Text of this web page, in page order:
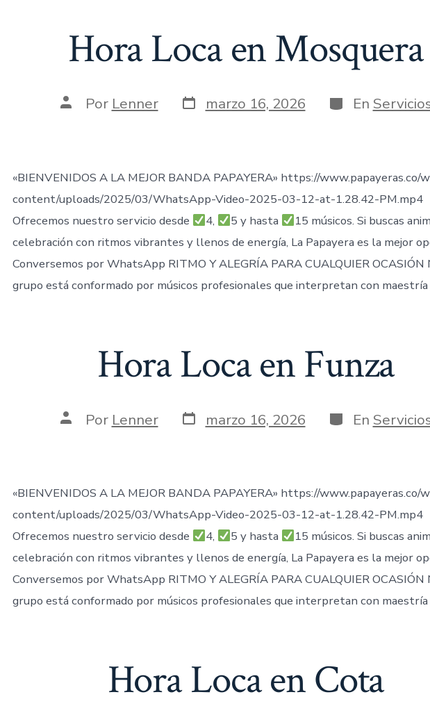
Hora Loca en Mosquera
AutorPor Lenner Fecha
de
marzo 16, 2026 Categorías
En
«BIENVENIDOS A LA MEJOR BANDA PAPAYERA» https://www.papayeras.co/
content/uploads/2025/03/WhatsApp-Video-2025-03-12-at-1.28.42-PM.mp4
Ofrecemos nuestro servicio desde
4, 5 y hasta
15 músicos. Si buscas
celebración con ritmos vibrantes y llenos de energía, La Papayera es la mejor
Conversemos por WhatsApp RITMO Y ALEGRÍA PARA CUALQUIER
grupo está conformado por músicos profesionales que interpretan con
Hora Loca en Funza
AutorPor Lenner Fecha
de
marzo 16, 2026 Categorías
En
«BIENVENIDOS A LA MEJOR BANDA PAPAYERA» https://www.papayeras.co/
content/uploads/2025/03/WhatsApp-Video-2025-03-12-at-1.28.42-PM.mp4
Ofrecemos nuestro servicio desde
4, 5 y hasta
15 músicos. Si buscas
celebración con ritmos vibrantes y llenos de energía, La Papayera es la mejor
Conversemos por WhatsApp RITMO Y ALEGRÍA PARA CUALQUIER
grupo está conformado por músicos profesionales que interpretan con
Hora Loca en Cota